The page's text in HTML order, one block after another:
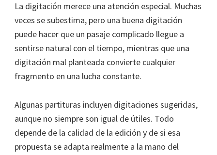
La digitación merece una atención especial. Muchas
veces se subestima, pero una buena digitación
puede hacer que un pasaje complicado llegue a
sentirse natural con el tiempo, mientras que una
digitación mal planteada convierte cualquier
fragmento en una lucha constante.
Algunas partituras incluyen digitaciones sugeridas,
aunque no siempre son igual de útiles. Todo
depende de la calidad de la edición y de si esa
propuesta se adapta realmente a la mano del